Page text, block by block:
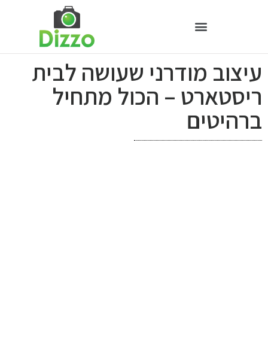
עיצוב מודרני שעושה לבית
ריסטארט – הכול מתחיל
ברהיטים